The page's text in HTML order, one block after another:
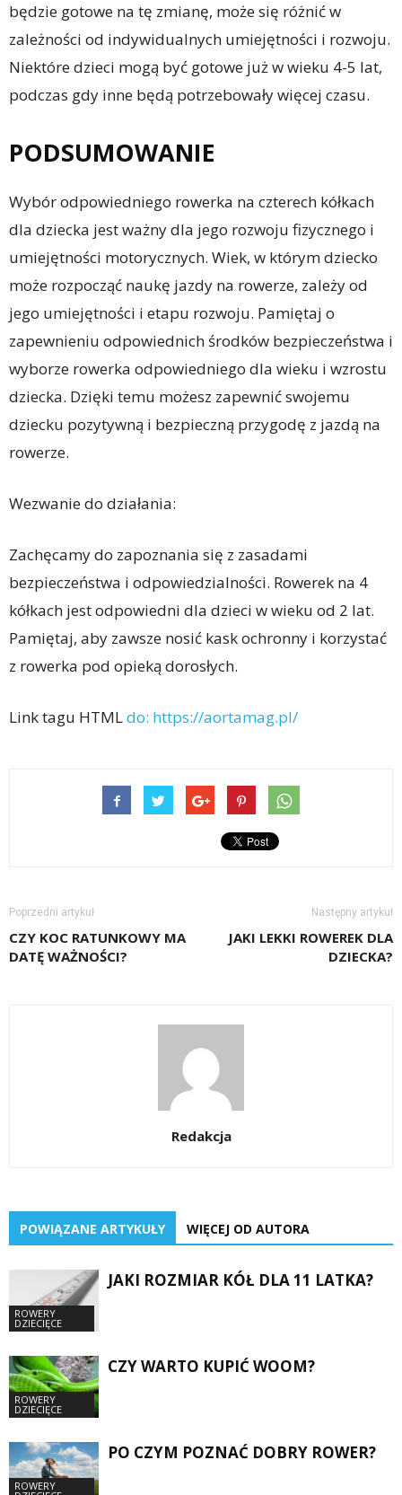
będzie gotowe na tę zmianę, może się różnić w
zależności od indywidualnych umiejętności i rozwoju.
Niektóre dzieci mogą być gotowe już w wieku 4-5 lat,
podczas gdy inne będą potrzebowały więcej czasu.
PODSUMOWANIE
Wybór odpowiedniego rowerka na czterech kółkach
dla dziecka jest ważny dla jego rozwoju fizycznego i
umiejętności motorycznych. Wiek, w którym dziecko
może rozpocząć naukę jazdy na rowerze, zależy od
jego umiejętności i etapu rozwoju. Pamiętaj o
zapewnieniu odpowiednich środków bezpieczeństwa i
wyborze rowerka odpowiedniego dla wieku i wzrostu
dziecka. Dzięki temu możesz zapewnić swojemu
dziecku pozytywną i bezpieczną przygodę z jazdą na
rowerze.
Wezwanie do działania:
Zachęcamy do zapoznania się z zasadami
bezpieczeństwa i odpowiedzialności. Rowerek na 4
kółkach jest odpowiedni dla dzieci w wieku od 2 lat.
Pamiętaj, aby zawsze nosić kask ochronny i korzystać
z rowerka pod opieką dorosłych.
Link tagu HTMLdo: https://aortamag.pl/
Poprzedni artykuł
CZY KOC RATUNKOWY MA
DATĘ WAŻNOŚCI?
Następny artykuł
JAKI LEKKI ROWEREK DLA
DZIECKA?
Redakcja
POWIĄZANE ARTYKUŁY WIĘCEJ OD AUTORA
ROWERY
DZIECIĘCE
JAKI ROZMIAR KÓŁ DLA 11 LATKA?
ROWERY
DZIECIĘCE
CZY WARTO KUPIĆ WOOM?
ROWERY
PO CZYM POZNAĆ DOBRY ROWER?